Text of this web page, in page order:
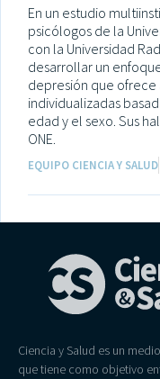
En un estudio
psicólogos de la
con la Universidad
desarrollar un
depresión que
individualizadas
edad y el sexo. Sus
ONE.
EQUIPO CIENCIA Y SALUD
Ciencia y Salud es un
que tiene como objetivo